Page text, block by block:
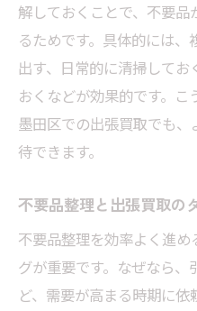
解しておくことで、不要
るためです。具体的には
出す、日常的に清掃して
おくなどが効果的です。こ
墨田区での出張買取でも
待できます。
不要品整理と出張買取の
不要品整理を効率よく進
グが重要です。なぜなら
ど、需要が高まる時期に